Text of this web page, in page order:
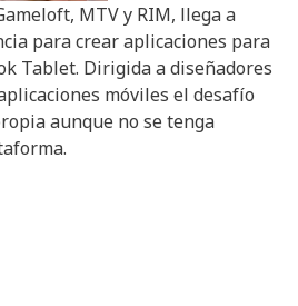
MTV y RIM, llega a
para crear aplicaciones para
Tablet. Dirigida a diseñadores
móviles el desafío
aunque no se tenga